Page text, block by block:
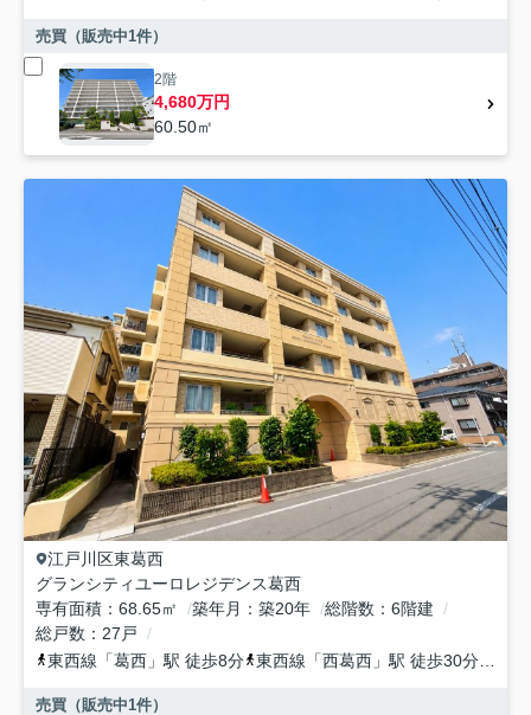
売買（販売中1件）
2階
4,680万円
60.50㎡
江戸川区東葛西
グランシティユーロレジデンス葛西
専有面積
68.65㎡ 築年月 築20年 総階数
6階建
総戸数
27戸
東西線 「葛西 」駅 徒歩8分 東西線 「西葛西 」駅 徒歩30分
売買（販売中1件）